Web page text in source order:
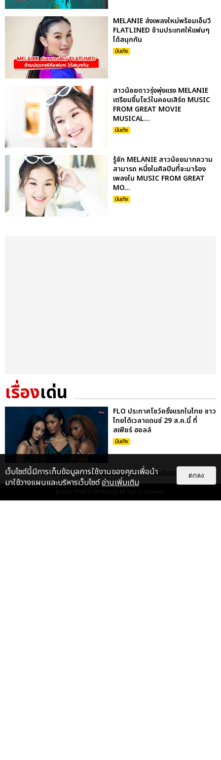
MELANIE ส่งเพลงใหม่พร้อมเอ็มวี
FLATLINED ข้ามประเทศให้แฟนๆ
ได้สนุกกัน
บันเทิง
สาวน้อยดาวรุ่งพุ่งแรง MELANIE
เตรียมขึ้นโชว์ในคอนเสิร์ต MUSIC
FROM GREAT MOVIE
MUSICAL...
บันเทิง
รู้จัก MELANIE สาวน้อยมากความ
สามารถ หนึ่งในศิลปินที่จะมาร้อง
เพลงใน MUSIC FROM GREAT
MO...
บันเทิง
เรื่องเด่น
FLO ประกาศโชว์ครั้งแรกในไทย ชาว
ไทยได้เวลาแดนซ์ 29 ส.ค.นี้ ที่
สเฟียร์ ฮอลล์
บันเทิง
FLO ชวนแดนซ์ ปลุกพลังสาวแซ่บใน
เพลงใหม่ REMEDIED ก่อนเจอตัว
จริงที่เมืองไทย 29 ส.ค. นี้
เกี่ยวกับเรา ติดต่อลงโฆษณา ติดต่อเรา
© 2026 THAITICKETMAJOR All Rights Reserved.
เว็บไซต์นี้มีการเก็บข้อมูลการใช้งานของคุณเพื่อนำ
มาใช้วางแผนและบริหารเว็บไซต์อ่านเพิ่มเติม
ตกลง